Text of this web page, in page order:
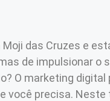
das Cruzes e
de impulsionar o
O marketing digital
você precisa. Neste